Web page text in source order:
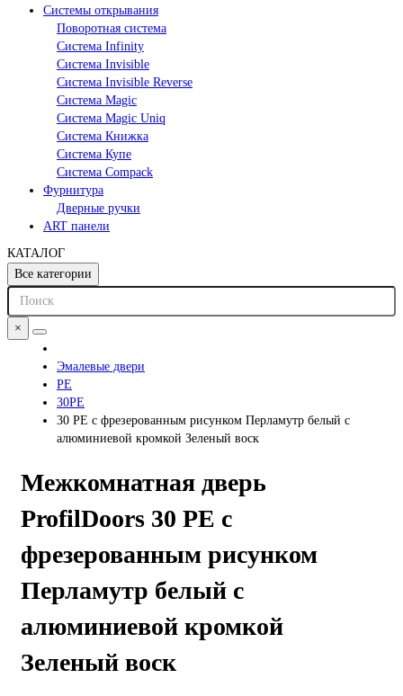
Системы открывания
Поворотная система
Система Infinity
Система Invisible
Система Invisible Reverse
Система Magic
Система Magic Uniq
Система Книжка
Система Купе
Система Compack
Фурнитура
Дверные ручки
ART панели
КАТАЛОГ
Все категории
×
Эмалевые двери
PE
30PE
30 PE с фрезерованным рисунком Перламутр белый с
алюминиевой кромкой Зеленый воск
Межкомнатная дверь
ProfilDoors 30 PE с
фрезерованным рисунком
Перламутр белый с
алюминиевой кромкой
Зеленый воск